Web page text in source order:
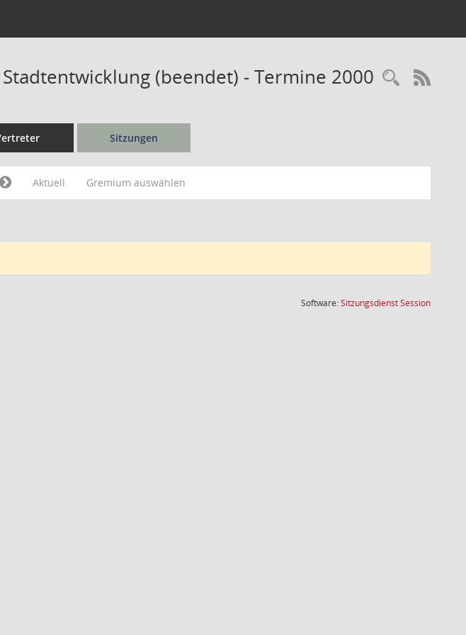
(beendet) - Termine 2000
Sitzungen
Aktuell Gremium auswählen
Software:SitzungsdienstSession(Wird in